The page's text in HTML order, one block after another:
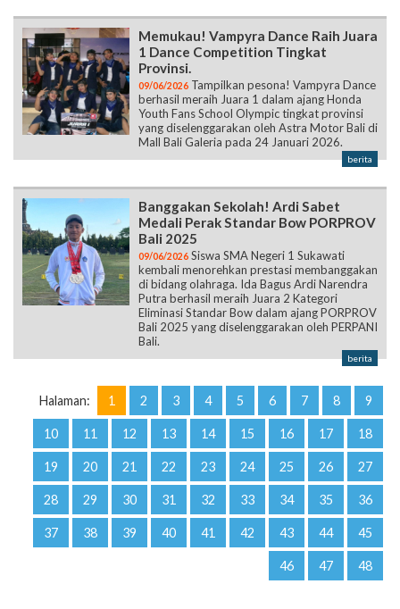
Memukau! Vampyra Dance Raih Juara
1 Dance Competition Tingkat
Provinsi.
09/06/2026 Tampilkan pesona! Vampyra Dance
berhasil meraih Juara 1 dalam ajang Honda
Youth Fans School Olympic tingkat provinsi
yang diselenggarakan oleh Astra Motor Bali di
Mall Bali Galeria pada 24 Januari 2026.
berita
Banggakan Sekolah! Ardi Sabet
Medali Perak Standar Bow PORPROV
Bali 2025
09/06/2026 Siswa SMA Negeri 1 Sukawati
kembali menorehkan prestasi membanggakan
di bidang olahraga. Ida Bagus Ardi Narendra
Putra berhasil meraih Juara 2 Kategori
Eliminasi Standar Bow dalam ajang PORPROV
Bali 2025 yang diselenggarakan oleh PERPANI
Bali.
berita
Halaman: 1 2 3 4 5 6 7 8 9
10 11 12 13 14 15 16 17 18
19 20 21 22 23 24 25 26 27
28 29 30 31 32 33 34 35 36
37 38 39 40 41 42 43 44 45
46 47 48